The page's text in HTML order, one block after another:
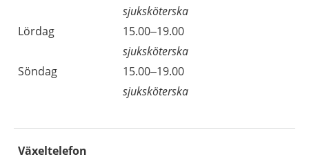
sjuksköterska
Lördag
15.00–19.00
sjuksköterska
Söndag
15.00–19.00
sjuksköterska
Växeltelefon